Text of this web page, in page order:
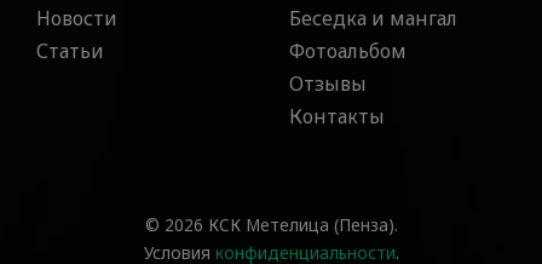
Новости
Статьи
Беседка и мангал
Фотоальбом
Отзывы
Контакты
© 2026 КСК Метелица (Пенза).
Условия конфиденциальности.